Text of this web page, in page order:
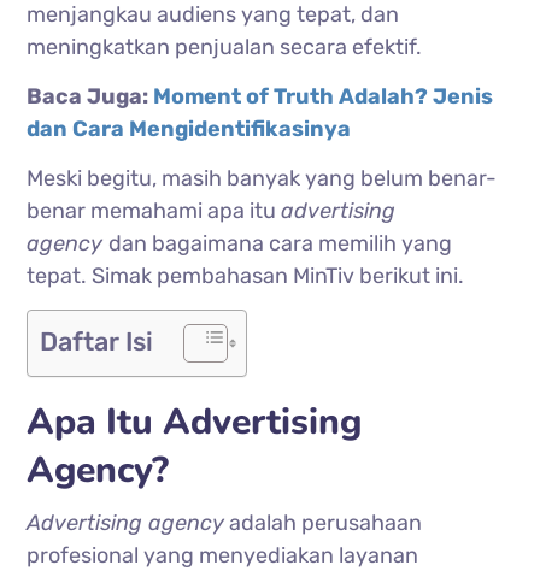
menjangkau audiens yang tepat, dan
meningkatkan penjualan secara efektif.
Baca Juga: Moment of Truth Adalah? Jenis
dan Cara Mengidentifikasinya
Meski begitu, masih banyak yang belum benar-
benar memahami apa ituadvertising
agency dan bagaimana cara memilih yang
tepat. Simak pembahasan MinTiv berikut ini.
Daftar Isi
Apa Itu Advertising
Agency?
Advertising agencyadalah perusahaan
profesional yang menyediakan layanan